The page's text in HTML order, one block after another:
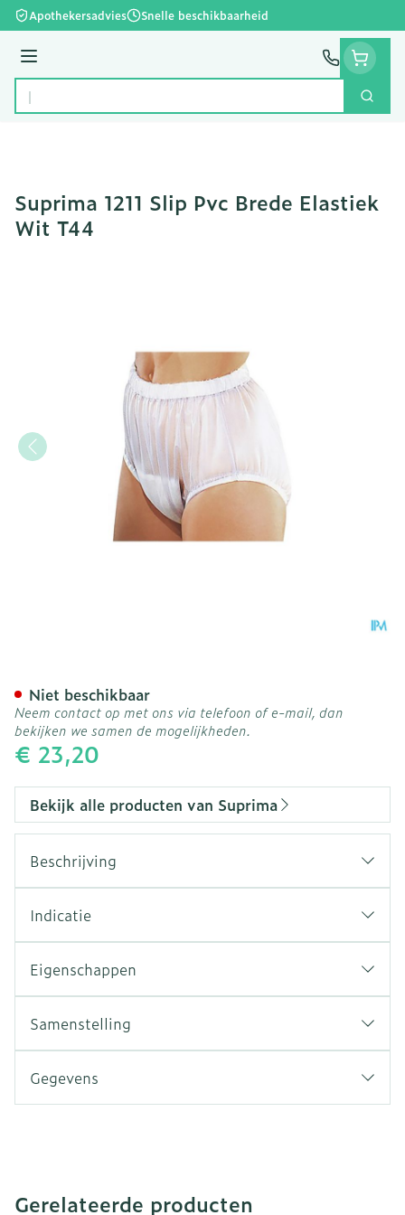
Ga naar de inhoud
Apothekersadvies Snelle beschikbaarheid
Menu
Product, merk, categorie...
Zoek
Suprima 1211 Slip Pvc Brede Elastiek
Wit T44
€ 23,20
Niet beschikbaar
Neem contact op met ons via telefoon of e-mail, dan
bekijken we samen de mogelijkheden.
Bekijk alle producten van Suprima
Beschrijving
Indicatie
Eigenschappen
Samenstelling
Gegevens
Gerelateerde producten